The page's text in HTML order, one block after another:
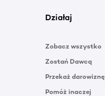
Działaj
Zobacz wszystko
Zostań Dawcą
Przekaż darowiznę
Pomóż inaczej